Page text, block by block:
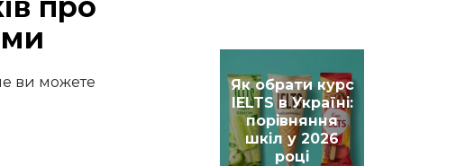
ви можете
Як обрати курс
IELTS в Україні:
порівняння
шкіл у 2026
році